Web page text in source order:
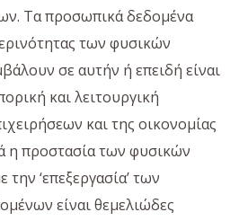
Τα προσωπικά δεδομένα
των φυσικών
σε αυτήν ή επειδή είναι
και λειτουργική
και της οικονομίας
η προστασία των φυσικών
‘επεξεργασία’ των
είναι θεμελιώδες